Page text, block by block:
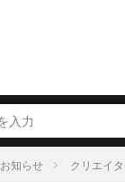
お知らせ クリエイ